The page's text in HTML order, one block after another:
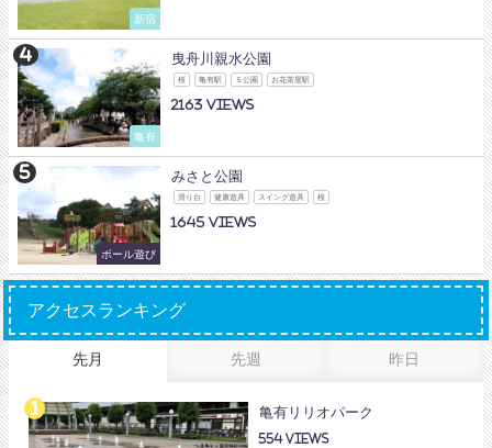
新宿
亀有
曳舟川親水公園
桜 亀有駅 Ｓ公園 お花茶屋駅
2163
ボール遊び
みさと公園
滑り台 健康遊具 スイング遊具 桜
1645
アクセスランキング
先月 先週 昨日
亀有リリオパーク
554